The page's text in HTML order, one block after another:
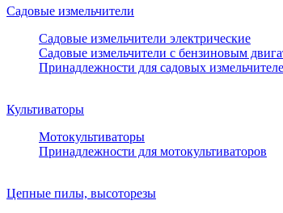
Садовые измельчители
Садовые измельчители электрические
Садовые измельчители с бензиновым
Принадлежности для садовых
Культиваторы
Мотокультиваторы
Принадлежности для мотокультиваторов
Цепные пилы, высоторезы